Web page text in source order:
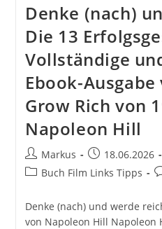
Denke (nach)
Die 13
Vollständige
Ebook-
Grow Rich von
Napoleon Hill
Beitrags-
Autor:
Markus
Beitrag
veröffentlicht:
18.06.2026
Beitrags-
Buch Film Links Tipps
Denke (nach) und werde
von Napoleon Hill Napoleon